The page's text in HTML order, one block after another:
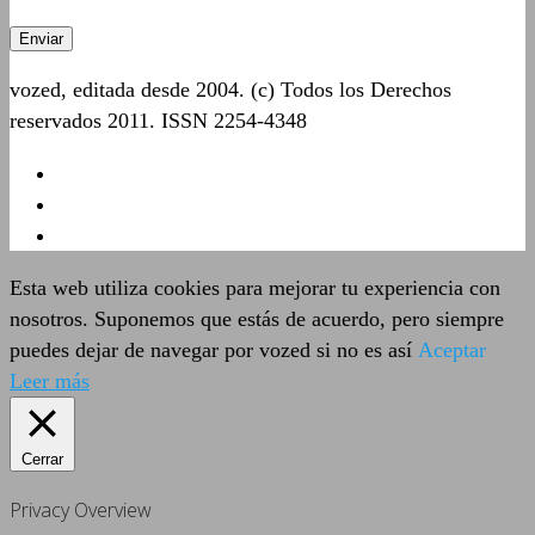
vozed, editada desde 2004. (c) Todos los Derechos
reservados 2011. ISSN 2254-4348
Esta web utiliza cookies para mejorar tu experiencia con
nosotros. Suponemos que estás de acuerdo, pero siempre
puedes dejar de navegar por vozed si no es así Aceptar
Leer más
Cerrar
Privacy Overview